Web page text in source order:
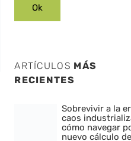
ARTÍCULOS MÁS
RECIENTES
Sobrevivir a la
caos
cómo navegar
nuevo cálculo